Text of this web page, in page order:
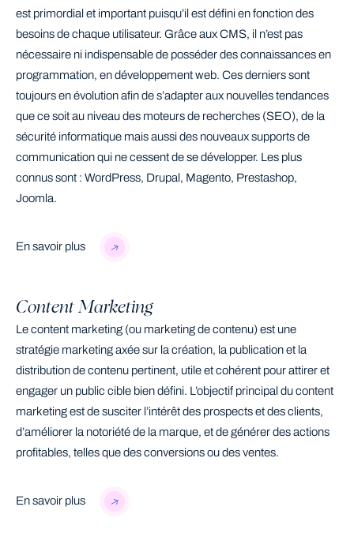
est primordial et important puisqu’il est défini en fonction des
besoins de chaque utilisateur. Grâce aux CMS, il n’est pas
nécessaire ni indispensable de posséder des connaissances en
programmation, en développement web. Ces derniers sont
toujours en évolution afin de s’adapter aux nouvelles tendances
que ce soit au niveau des moteurs de recherches (SEO), de la
sécurité informatique mais aussi des nouveaux supports de
communication qui ne cessent de se développer. Les plus
connus sont : WordPress, Drupal, Magento, Prestashop,
Joomla.
En savoir plus
Content Marketing
Le content marketing (ou marketing de contenu) est une
stratégie marketing axée sur la création, la publication et la
distribution de contenu pertinent, utile et cohérent pour attirer et
engager un public cible bien défini. L’objectif principal du content
marketing est de susciter l’intérêt des prospects et des clients,
d’améliorer la notoriété de la marque, et de générer des actions
profitables, telles que des conversions ou des ventes.
En savoir plus